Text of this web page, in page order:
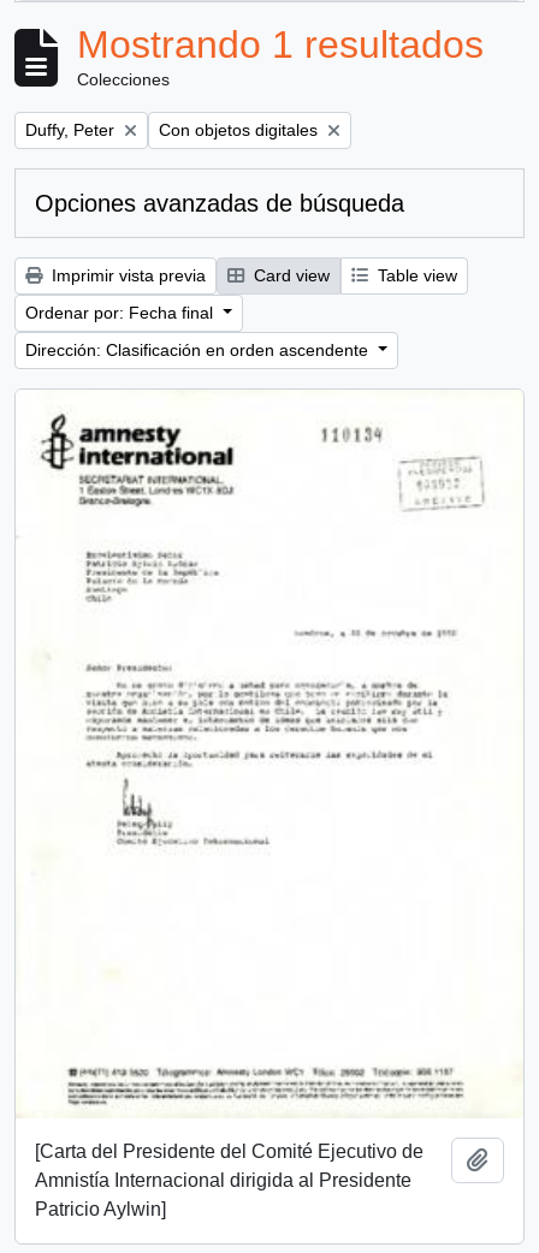
Mostrando 1 resultados
Colecciones
Remove filter:
Duffy, Peter Remove filter:
Con objetos digitales
Opciones avanzadas de búsqueda
Imprimir vista previa Card view
Table view
Ordenar por: Fecha final
Dirección: Clasificación en orden ascendente
[Carta del Presidente del Comité Ejecutivo de
Amnistía Internacional dirigida al Presidente
Patricio Aylwin]